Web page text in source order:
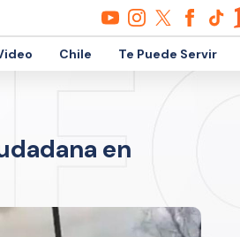
Chile Te Puede Servir
en